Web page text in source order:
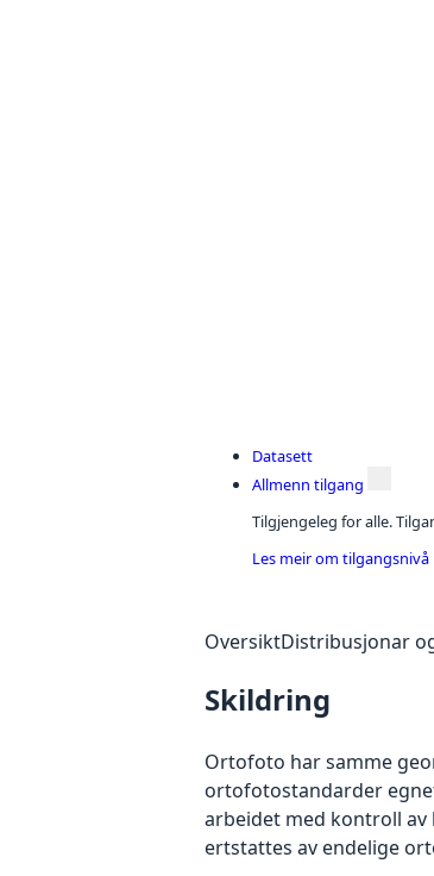
Datasett
Allmenn tilgang
Tilgjengeleg for alle.
Les meir om tilgangsnivå
OversiktDistribusjonar
Skildring
Ortofoto har samme
ortofotostandarder
arbeidet med kontroll
ertstattes av endelige